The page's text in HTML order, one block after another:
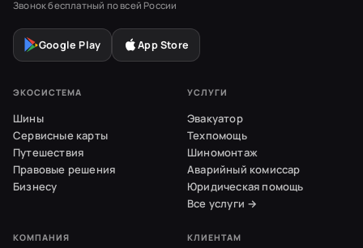
Звонок бесплатный по всей России
Google Play App Store
ЭКОСИСТЕМА
Шины
Сервисные карты
Путешествия
Правовые решения
Бизнесу
УСЛУГИ
Эвакуатор
Техпомощь
Шиномонтаж
Аварийный комиссар
Юридическая помощь
Все услуги →
КОМПАНИЯ КЛИЕНТАМ